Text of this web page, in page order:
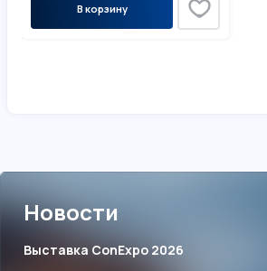
В корзину
Новости
Выставка ConExpo 2026